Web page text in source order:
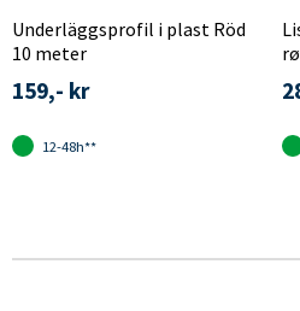
Underläggsprofil i plast Röd
10 meter
159,- kr
12-48h**